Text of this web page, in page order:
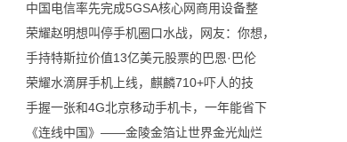
中国电信率先完成5GSA核心网商用设备整
荣耀赵明想叫停手机圈口水战，网友：你想，
手持特斯拉价值13亿美元股票的巴恩·巴伦
荣耀水滴屏手机上线，麒麟710+吓人的技
手握一张和4G北京移动手机卡，一年能省下
《连线中国》——金陵金箔让世界金光灿烂